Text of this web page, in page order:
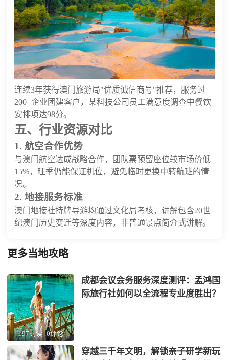
连续3年获得澳门旅游局"优质诚信商号"推荐，服务过
200+企业团建客户，某科技公司员工满意度调查中餐饮
安排项达98分。
五、行业资源对比
1. 航空合作优势
与澳门航空达成战略合作，团队票预留座位较市场价低
15%，旺季仍能保证机位，避免临时更换中转航班的情
况。
2. 地接服务标准
澳门地接社持牌导游均通过文化局考核，讲解包含20世
纪澳门历史变迁等深度内容，非普通景点简介式讲解。
更多当地攻略
197阅读 0评论
成都会议会务服务深度测评：孟鸿国
际旅行社如何以全流程专业度胜出？
穿越三千年文明，解锁亲子研学新玩